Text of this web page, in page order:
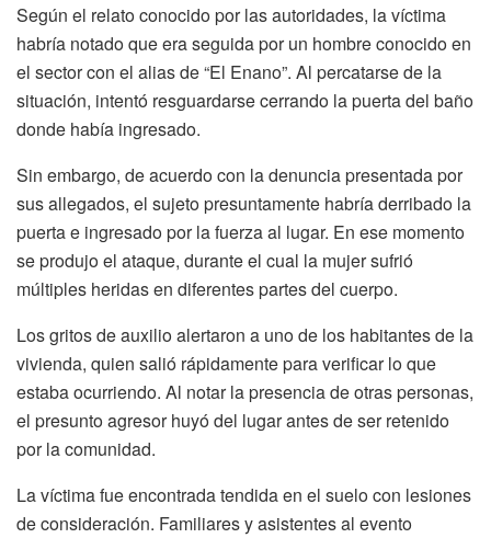
Según el relato conocido por las autoridades, la víctima
habría notado que era seguida por un hombre conocido en
el sector con el alias de “El Enano”. Al percatarse de la
situación, intentó resguardarse cerrando la puerta del baño
donde había ingresado.
Sin embargo, de acuerdo con la denuncia presentada por
sus allegados, el sujeto presuntamente habría derribado la
puerta e ingresado por la fuerza al lugar. En ese momento
se produjo el ataque, durante el cual la mujer sufrió
múltiples heridas en diferentes partes del cuerpo.
Los gritos de auxilio alertaron a uno de los habitantes de la
vivienda, quien salió rápidamente para verificar lo que
estaba ocurriendo. Al notar la presencia de otras personas,
el presunto agresor huyó del lugar antes de ser retenido
por la comunidad.
La víctima fue encontrada tendida en el suelo con lesiones
de consideración. Familiares y asistentes al evento